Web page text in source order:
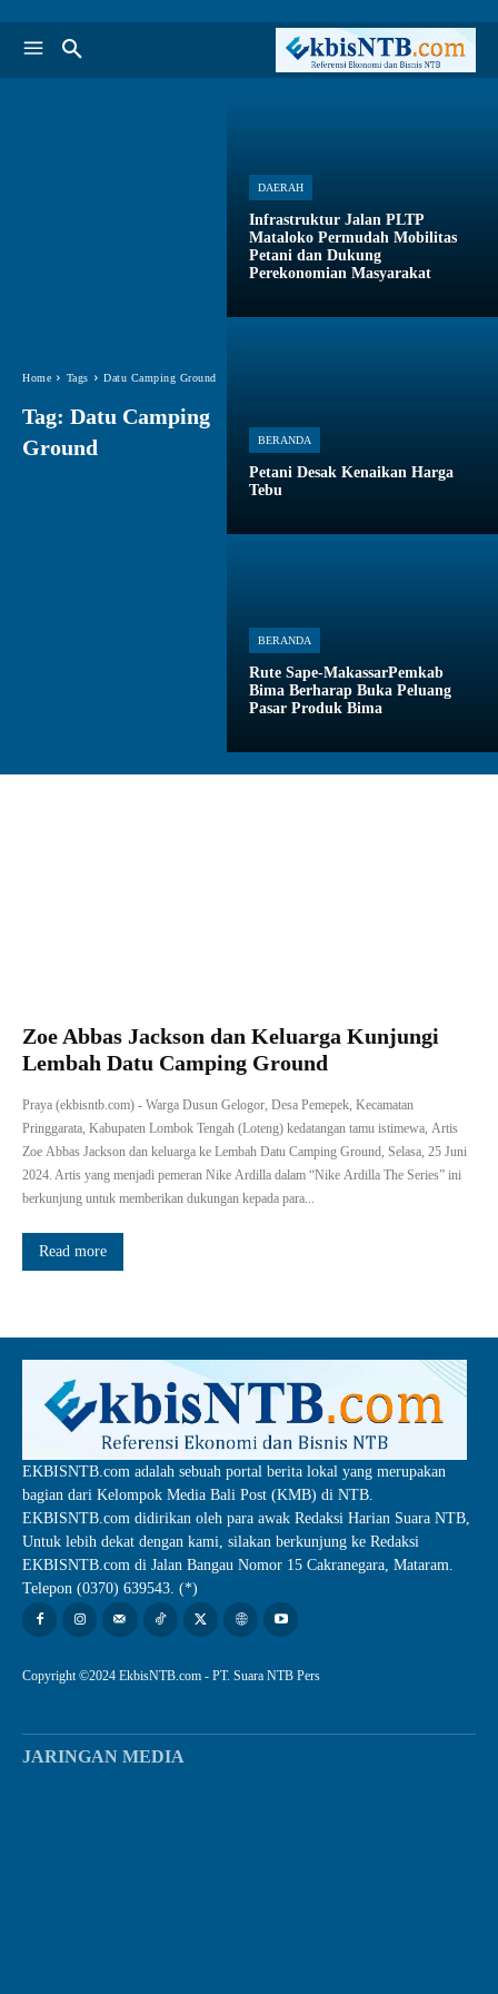
Home Tags Datu Camping Ground
Tag: Datu Camping
Ground
DAERAH
Infrastruktur Jalan PLTP
Mataloko Permudah Mobilitas
Petani dan Dukung
Perekonomian Masyarakat
BERANDA
Petani Desak Kenaikan Harga
Tebu
BERANDA
Rute Sape-MakassarPemkab
Bima Berharap Buka Peluang
Pasar Produk Bima
Zoe Abbas Jackson dan Keluarga Kunjungi
Lembah Datu Camping Ground
Praya (ekbisntb.com) - Warga Dusun Gelogor, Desa Pemepek, Kecamatan
Pringgarata, Kabupaten Lombok Tengah (Loteng) kedatangan tamu istimewa, Artis
Zoe Abbas Jackson dan keluarga ke Lembah Datu Camping Ground, Selasa, 25 Juni
2024. Artis yang menjadi pemeran Nike Ardilla dalam “Nike Ardilla The Series” ini
berkunjung untuk memberikan dukungan kepada para...
Read more
EKBISNTB.com adalah sebuah portal berita lokal yang merupakan
bagian dari Kelompok Media Bali Post (KMB) di NTB.
EKBISNTB.com didirikan oleh para awak Redaksi Harian Suara NTB,
Untuk lebih dekat dengan kami, silakan berkunjung ke Redaksi
EKBISNTB.com di Jalan Bangau Nomor 15 Cakranegara, Mataram.
Telepon (0370) 639543. (*)
Copyright ©2024 EkbisNTB.com - PT. Suara NTB Pers
JARINGAN MEDIA